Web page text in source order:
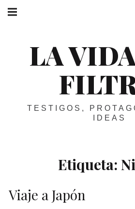
Skip
LA
TESTIGOS,
IDEAS
navigation
Etiqueta:
Viaje a Japón